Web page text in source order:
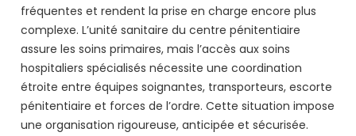
fréquentes et rendent la prise en charge encore plus
complexe. L’unité sanitaire du centre pénitentiaire
assure les soins primaires, mais l’accès aux soins
hospitaliers spécialisés nécessite une coordination
étroite entre équipes soignantes, transporteurs, escorte
pénitentiaire et forces de l’ordre. Cette situation impose
une organisation rigoureuse, anticipée et sécurisée.